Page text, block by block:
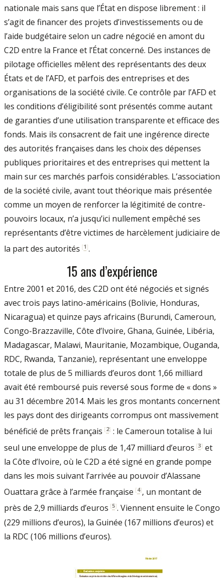
nationale mais sans que l’État en dispose librement : il
s’agit de financer des projets d’investissements ou de
l’aide budgétaire selon un cadre négocié en amont du
C2D entre la France et l’État concerné. Des instances de
pilotage officielles mêlent des représentants des deux
États et de l’AFD, et parfois des entreprises et des
organisations de la société civile. Ce contrôle par l’AFD et
les conditions d’éligibilité sont présentés comme autant
de garanties d’une utilisation transparente et efficace des
fonds. Mais ils consacrent de fait une ingérence directe
des autorités françaises dans les choix des dépenses
publiques prioritaires et des entreprises qui mettent la
main sur ces marchés parfois considérables. L’association
de la société civile, avant tout théorique mais présentée
comme un moyen de renforcer la légitimité de contre-
pouvoirs locaux, n’a jusqu’ici nullement empêché ses
représentants d’être victimes de harcèlement judiciaire de
la part des autorités [1].
15 ans d’expérience
Entre 2001 et 2016, des C2D ont été négociés et signés
avec trois pays latino-américains (Bolivie, Honduras,
Nicaragua) et quinze pays africains (Burundi, Cameroun,
Congo-Brazzaville, Côte d’Ivoire, Ghana, Guinée, Libéria,
Madagascar, Malawi, Mauritanie, Mozambique, Ouganda,
RDC, Rwanda, Tanzanie), représentant une enveloppe
totale de plus de 5 milliards d’euros dont 1,66 milliard
avait été remboursé puis reversé sous forme de « dons »
au 31 décembre 2014. Mais les gros montants concernent
les pays dont des dirigeants corrompus ont massivement
bénéficié de prêts français [2] : le Cameroun totalise à lui
seul une enveloppe de plus de 1,47 milliard d’euros [3] et
la Côte d’Ivoire, où le C2D a été signé en grande pompe
dans les mois suivant l’arrivée au pouvoir d’Alassane
Ouattara grâce à l’armée française [4], un montant de
près de 2,9 milliards d’euros [5]. Viennent ensuite le Congo
(229 millions d’euros), la Guinée (167 millions d’euros) et
la RDC (106 millions d’euros).